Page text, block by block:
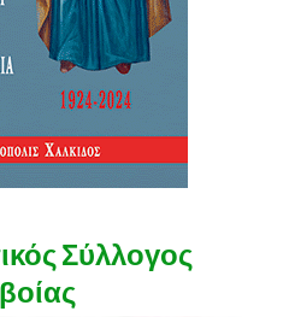
Σύλλογος